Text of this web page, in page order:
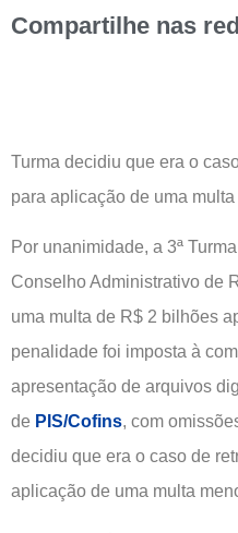
Compartilhe nas
Turma decidiu que era o
para aplicação de uma
Por unanimidade, a 3ª
Conselho Administrativo de
uma multa de R$ 2 bilhões
penalidade foi imposta à
apresentação de arquivos
de PIS/Cofins, com
decidiu que era o caso de
aplicação de uma multa